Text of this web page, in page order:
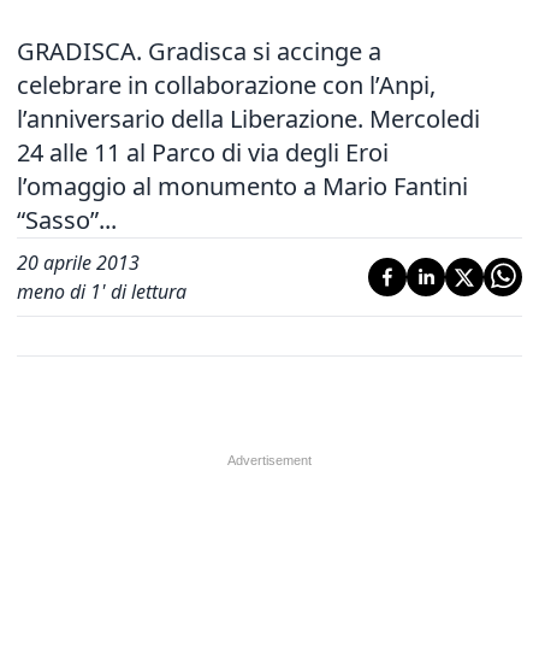
GRADISCA. Gradisca si accinge a
celebrare in collaborazione con l’Anpi,
l’anniversario della Liberazione. Mercoledi
24 alle 11 al Parco di via degli Eroi
l’omaggio al monumento a Mario Fantini
“Sasso”...
20 aprile 2013
meno di 1' di lettura